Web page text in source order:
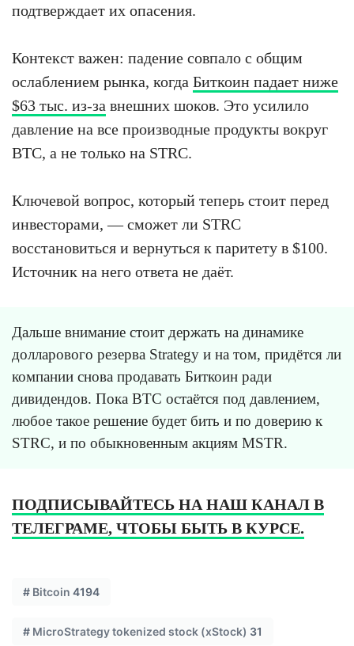
подтверждает их опасения.
Контекст важен: падение совпало с общим
ослаблением рынка, когда Биткоин падает ниже
$63 тыс. из-за внешних шоков. Это усилило
давление на все производные продукты вокруг
BTC, а не только на STRC.
Ключевой вопрос, который теперь стоит перед
инвесторами, — сможет ли STRC
восстановиться и вернуться к паритету в $100.
Источник на него ответа не даёт.
Дальше внимание стоит держать на динамике
долларового резерва Strategy и на том, придётся ли
компании снова продавать Биткоин ради
дивидендов. Пока BTC остаётся под давлением,
любое такое решение будет бить и по доверию к
STRC, и по обыкновенным акциям MSTR.
ПОДПИСЫВАЙТЕСЬ НА НАШ КАНАЛ В
ТЕЛЕГРАМЕ, ЧТОБЫ БЫТЬ В КУРСЕ.
# Bitcoin 4194
# MicroStrategy tokenized stock (xStock) 31